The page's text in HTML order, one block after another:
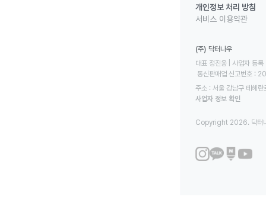
개인정보 처리 방침
서비스 이용약관
(주) 닥터나우
대표 정진웅 | 사업자
통신판매업 신고번호
주소 : 서울 강남구 테헤
사업자 정보 확인
Copyright 2026. 닥터